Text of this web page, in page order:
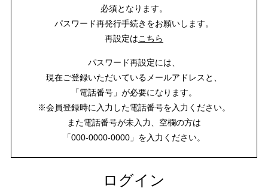
必須となります。
パスワード再発行手続きをお願いします。
再設定はこちら
パスワード再設定には、
現在ご登録いただいているメールアドレスと、
「電話番号」が必要になります。
※会員登録時に入力した電話番号を入力ください。
また電話番号が未入力、空欄の方は
「000-0000-0000」を入力ください。
ログイン